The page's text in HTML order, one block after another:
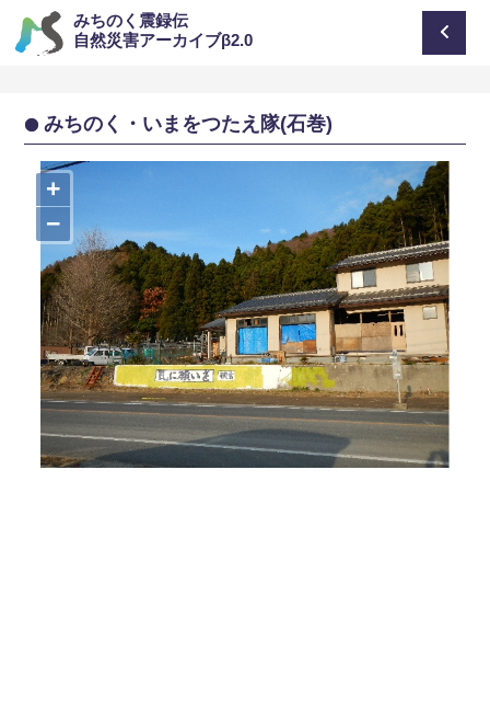
みちのく震録伝
自然災害アーカイブβ2.0
みちのく・いまをつたえ隊(石巻)
+
−